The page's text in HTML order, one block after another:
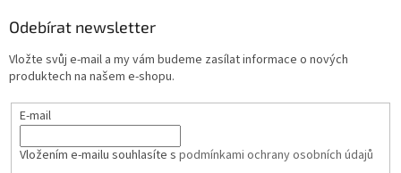
Odebírat newsletter
Vložte svůj e-mail a my vám budeme zasílat informace o nových
produktech na našem e-shopu.
E-mail
Vložením e-mailu souhlasíte s podmínkami ochrany osobních údajů